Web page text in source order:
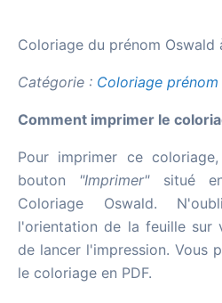
Coloriage du prénom
Catégorie : Coloriage prénom
Comment imprimer le
Pour imprimer ce
bouton "Imprimer"situé en
Coloriage Oswald.
l'orientation de la feuille sur
de lancer l'impression. Vous
le coloriage en PDF.